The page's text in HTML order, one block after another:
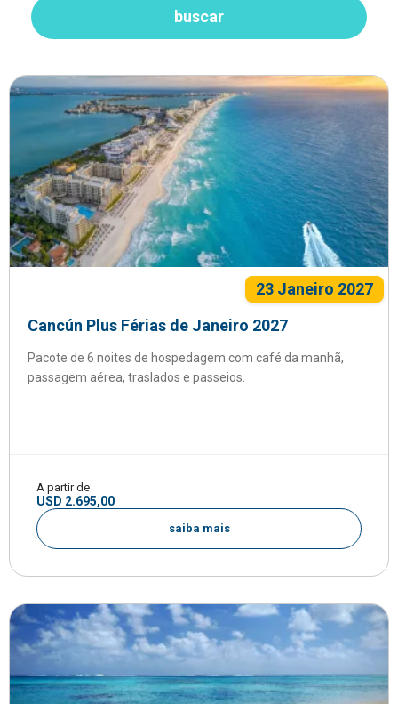
buscar
23 Janeiro 2027
Cancún Plus Férias de Janeiro 2027
Pacote de 6 noites de hospedagem com café da manhã,
passagem aérea, traslados e passeios.
A partir de
USD 2.695,00
saiba mais